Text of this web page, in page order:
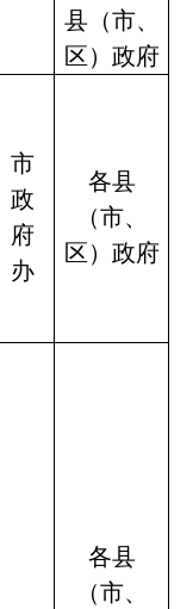
县（市、
区）政府
市
政
府
办
各县
（市、
区）政府
各县
（市、